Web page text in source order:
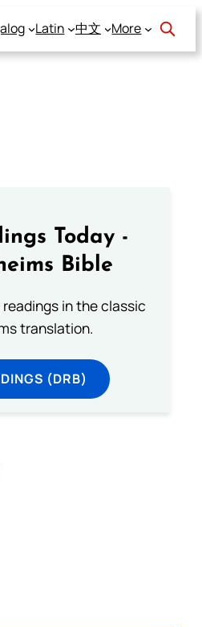
Latin 中文 More
Today -
Bible
in the classic
translation.
(DRB)